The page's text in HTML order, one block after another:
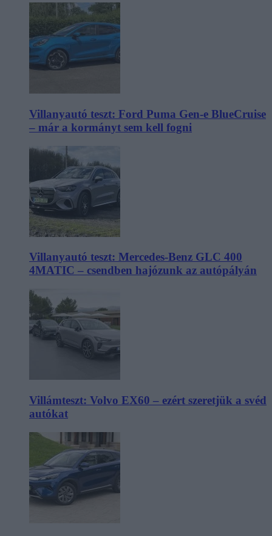
Villanyautó teszt: Ford Puma Gen-e BlueCruise
– már a kormányt sem kell fogni
Villanyautó teszt: Mercedes-Benz GLC 400
4MATIC – csendben hajózunk az autópályán
Villámteszt: Volvo EX60 – ezért szeretjük a svéd
autókat